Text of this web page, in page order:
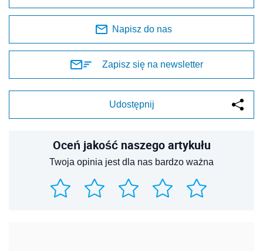
Napisz do nas
Zapisz się na newsletter
Udostępnij
Oceń jakość naszego artykułu
Twoja opinia jest dla nas bardzo ważna